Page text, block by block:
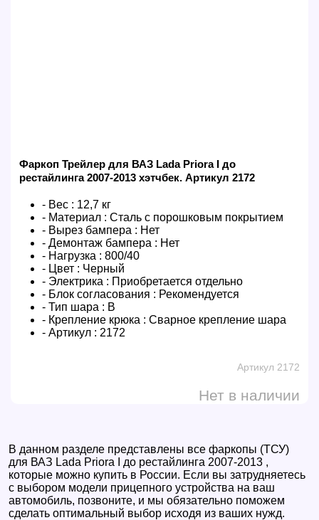
Фаркоп Трейлер для ВАЗ Lada Priora I до
рестайлинга 2007-2013 хэтчбек. Артикул 2172
- Вес : 12,7 кг
- Материал : Сталь с порошковым покрытием
- Вырез бампера : Нет
- Демонтаж бампера : Нет
- Нагрузка : 800/40
- Цвет : Черный
- Электрика : Приобретается отдельно
- Блок согласования : Рекомендуется
- Тип шара : B
- Крепление крюка : Сварное крепление шара
- Артикул : 2172
Артикул 2172
Нет в наличии
В данном разделе представлены все фаркопы (ТСУ)
для ВАЗ Lada Priora I до рестайлинга 2007-2013 ,
которые можно купить в России. Если вы затрудняетесь
с выбором модели прицепного устройства на ваш
автомобиль, позвоните, и мы обязательно поможем
сделать оптимальный выбор исходя из ваших нужд.